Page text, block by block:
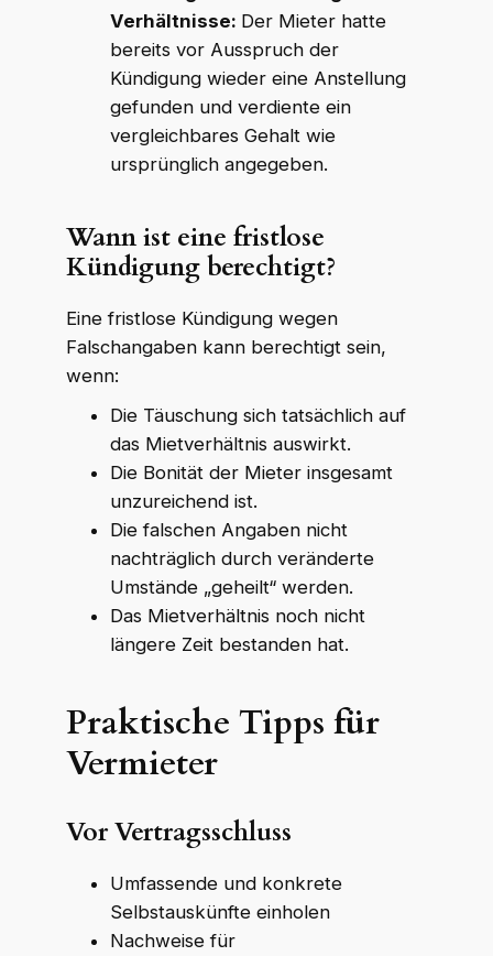
Verhältnisse: Der Mieter hatte
bereits vor Ausspruch der
Kündigung wieder eine Anstellung
gefunden und verdiente ein
vergleichbares Gehalt wie
ursprünglich angegeben.
Wann ist eine fristlose
Kündigung berechtigt?
Eine fristlose Kündigung wegen
Falschangaben kann berechtigt sein,
wenn:
Die Täuschung sich tatsächlich auf
das Mietverhältnis auswirkt.
Die Bonität der Mieter insgesamt
unzureichend ist.
Die falschen Angaben nicht
nachträglich durch veränderte
Umstände „geheilt“ werden.
Das Mietverhältnis noch nicht
längere Zeit bestanden hat.
Praktische Tipps für
Vermieter
Vor Vertragsschluss
Umfassende und konkrete
Selbstauskünfte einholen
Nachweise für